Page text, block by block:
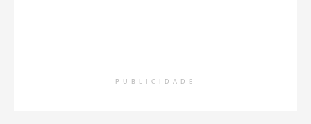
PUBLICIDADE